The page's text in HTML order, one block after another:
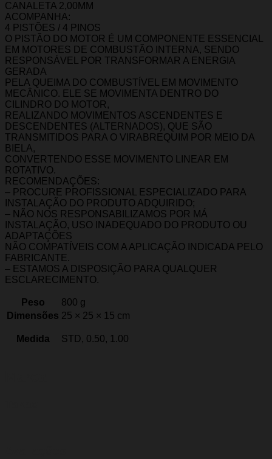
CANALETA 2,00MM
ACOMPANHA:
4 PISTÕES / 4 PINOS
O PISTÃO DO MOTOR É UM COMPONENTE ESSENCIAL
EM MOTORES DE COMBUSTÃO INTERNA, SENDO
RESPONSÁVEL POR TRANSFORMAR A ENERGIA
GERADA
PELA QUEIMA DO COMBUSTÍVEL EM MOVIMENTO
MECÂNICO. ELE SE MOVIMENTA DENTRO DO
CILINDRO DO MOTOR,
REALIZANDO MOVIMENTOS ASCENDENTES E
DESCENDENTES (ALTERNADOS), QUE SÃO
TRANSMITIDOS PARA O VIRABREQUIM POR MEIO DA
BIELA,
CONVERTENDO ESSE MOVIMENTO LINEAR EM
ROTATIVO.
RECOMENDAÇÕES:
– PROCURE PROFISSIONAL ESPECIALIZADO PARA
INSTALAÇÃO DO PRODUTO ADQUIRIDO;
– NÃO NOS RESPONSABILIZAMOS POR MÁ
INSTALAÇÃO, USO INADEQUADO DO PRODUTO OU
ADAPTAÇÕES
NÃO COMPATÍVEIS COM A APLICAÇÃO INDICADA PELO
FABRICANTE.
– ESTAMOS A DISPOSIÇÃO PARA QUALQUER
ESCLARECIMENTO.
Peso
800 g
Dimensões 25 × 25 × 15 cm
Medida STD, 0.50, 1.00